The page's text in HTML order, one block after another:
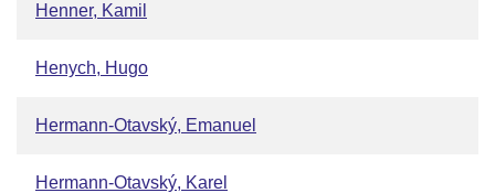
Henner, Kamil
Henych, Hugo
Hermann-Otavský, Emanuel
Hermann-Otavský, Karel